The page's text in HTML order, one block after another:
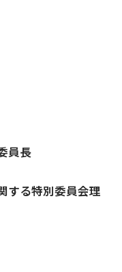
員長
する特別委員会理